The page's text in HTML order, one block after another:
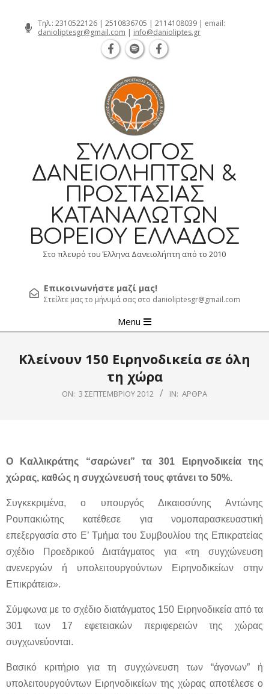
Τηλ.: 2310522126 | 2510836705 | 2114108039 | email:
danioliptesgr@gmail.com | info@danioliptes.gr
ΣΎΛΛΟΓΟΣ
ΔΑΝΕΙΟΛΗΠΤΏΝ &
ΠΡΟΣΤΑΣΊΑΣ
ΚΑΤΑΝΑΛΩΤΏΝ
ΒΟΡΕΊΟΥ ΕΛΛΆΔΟΣ
Στο πλευρό του Έλληνα Δανειολήπτη από το 2010
Επικοινωνήστε μαζί μας!
Στείλτε μας το μήνυμά σας στο danioliptesgr@gmail.com
Navigation
Menu
Κλείνουν 150 Ειρηνοδικεία σε όλη
τη χώρα
ON: 3 ΣΕΠΤΕΜΒΡΊΟΥ 2012 IN: ΆΡΘΡΑ
Ο Καλλικράτης “σαρώνει” τα 301 Ειρηνοδικεία της
χώρας, καθώς η συγχώνευσή τους φτάνει το 50%.
Συγκεκριμένα, ο υπουργός Δικαιοσύνης Αντώνης
Ρουπακιώτης κατέθεσε για νομοπαρασκευαστική
επεξεργασία στο Ε’ Τμήμα του Συμβουλίου της Επικρατείας
σχέδιο Προεδρικού Διατάγματος για «τη συγχώνευση
ανενεργών ή υπολειτουργούντων Ειρηνοδικείων στην
Επικράτεια».
Σύμφωνα με το σχέδιο διατάγματος 150 Ειρηνοδικεία από τα
301 των 17 εφετειακών περιφερειών της χώρας
συγχωνεύονται.
Βασικό κριτήριο για τη συγχώνευση των “άγονων” ή
υπολειτουργούντων Ειρηνοδικείων της χώρας αποτέλεσε ο